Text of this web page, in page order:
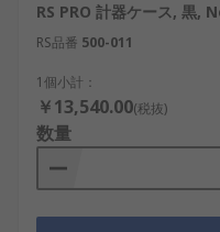
RS PRO 計器ケース, 黒,
RS品番 500-011
1個小計：
￥13,540.00(税抜)
数量